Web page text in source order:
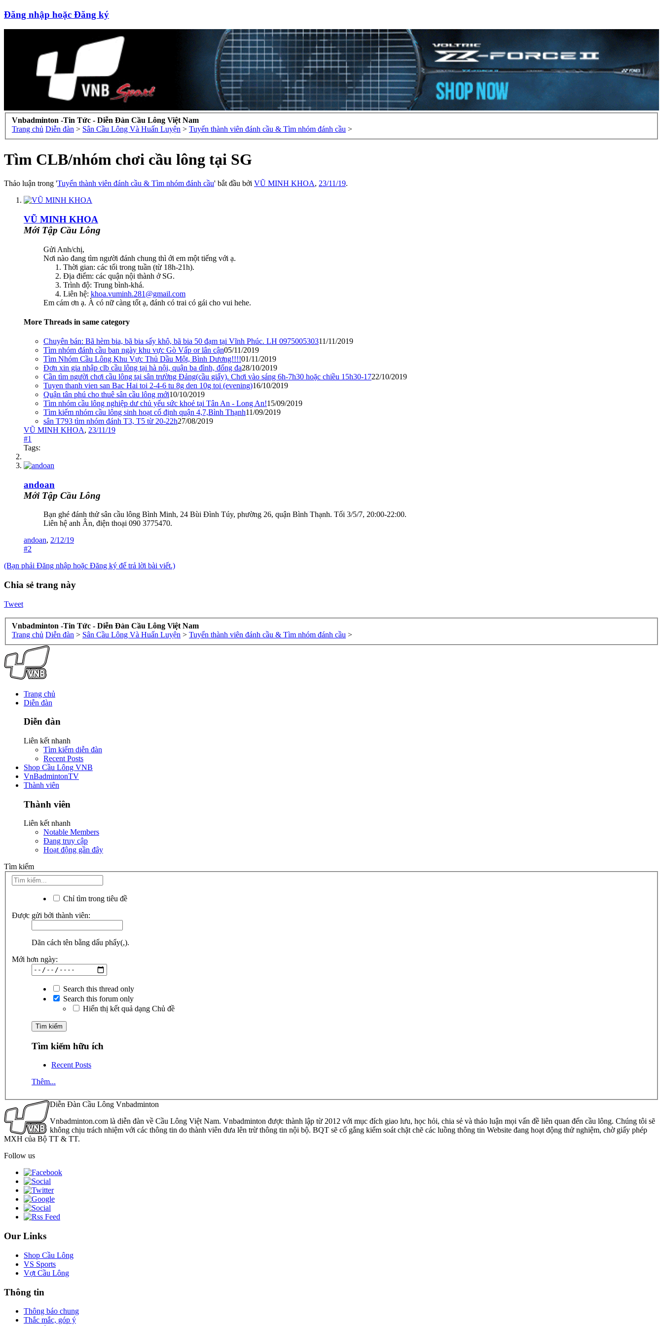
Đăng nhập hoặc Đăng ký
Vnbadminton -Tin Tức - Diễn Đàn Cầu Lông Việt Nam
Trang chủ Diễn đàn > Sân Cầu Lông Và Huấn Luyện > Tuyển thành viên đánh cầu & Tìm nhóm đánh cầu >
Tìm CLB/nhóm chơi cầu lông tại SG
Thảo luận trong 'Tuyển thành viên đánh cầu & Tìm nhóm đánh cầu' bắt đầu bởi VŨ MINH KHOA, 23/11/19.
VŨ MINH KHOA
Mới Tập Cầu Lông
Gửi Anh/chị,
Nơi nào đang tìm người đánh chung thì ới em một tiếng với ạ.
Thời gian: các tối trong tuần (từ 18h-21h).
Địa điểm: các quận nội thành ở SG.
Trình độ: Trung bình-khá.
Liên hệ: khoa.vuminh.281@gmail.com
Em cám ơn ạ. À có nữ càng tốt ạ, đánh có trai có gái cho vui hehe.
More Threads in same category
Chuyên bán: Bã hèm bia, bã bia sấy khô, bã bia 50 đạm tại Vĩnh Phúc. LH 097500530311/11/2019
Tìm nhóm đánh cầu ban ngày khu vực Gò Vấp or lân cận05/11/2019
Tìm Nhóm Cầu Lông Khu Vực Thủ Dầu Một, Bình Dương!!!!01/11/2019
Đơn xin gia nhập clb cầu lông tại hà nội, quận ba đình, đống đa28/10/2019
Cần tìm người chơi cầu lông tại sân trường Đảng(cầu giấy). Chơi vào sáng 6h-7h30 hoặc chiều 15h30-1722/10/2019
Tuyen thanh vien san Bac Hai toi 2-4-6 tu 8g den 10g toi (evening)16/10/2019
Quận tân phú cho thuê sân cầu lông mới10/10/2019
Tìm nhóm cầu lông nghiệp dư chủ yếu sức khoẻ tại Tân An - Long An!15/09/2019
Tìm kiếm nhóm cầu lông sinh hoạt cố định quận 4,7,Bình Thạnh11/09/2019
sân T793 tìm nhóm đánh T3, T5 từ 20-22h27/08/2019
VŨ MINH KHOA, 23/11/19
#1
Tags:
andoan
Mới Tập Cầu Lông
Bạn ghé đánh thử sân cầu lông Bình Minh, 24 Bùi Đình Túy, phường 26, quận Bình Thạnh. Tối 3/5/7, 20:00-22:00.
Liên hệ anh Ân, điện thoại 090 3775470.
andoan, 2/12/19
#2
(Bạn phải Đăng nhập hoặc Đăng ký để trả lời bài viết.)
Chia sẻ trang này
Tweet
Vnbadminton -Tin Tức - Diễn Đàn Cầu Lông Việt Nam
Trang chủ Diễn đàn > Sân Cầu Lông Và Huấn Luyện > Tuyển thành viên đánh cầu & Tìm nhóm đánh cầu >
Trang chủ
Diễn đàn
Diễn đàn
Liên kết nhanh
Tìm kiếm diễn đàn
Recent Posts
Shop Cầu Lông VNB
VnBadmintonTV
Thành viên
Thành viên
Liên kết nhanh
Notable Members
Đang truy cập
Hoạt động gần đây
Tìm kiếm
Chỉ tìm trong tiêu đề
Được gửi bởi thành viên:
Dãn cách tên bằng dấu phẩy(,).
Mới hơn ngày:
Search this thread only
Search this forum only
Hiển thị kết quả dạng Chủ đề
Tìm kiếm hữu ích
Recent Posts
Thêm...
Diễn Đàn Cầu Lông Vnbadminton
Vnbadminton.com là diễn đàn về Cầu Lông Việt Nam. Vnbadminton được thành lập từ 2012 với mục đích giao lưu, học hỏi, chia sẻ và thảo luận mọi vấn đề liên quan đến cầu lông. Chúng tôi sẽ
không chịu trách nhiệm với các thông tin do thành viên đưa lên trừ thông tin nội bộ. BQT sẽ cố gắng kiểm soát chặt chẽ các luồng thông tin Website đang hoạt động thử nghiệm, chờ giấy phép
MXH của Bộ TT & TT.
Follow us
Our Links
Shop Cầu Lông
VS Sports
Vợt Cầu Lông
Thông tin
Thông báo chung
Thắc mắc, góp ý